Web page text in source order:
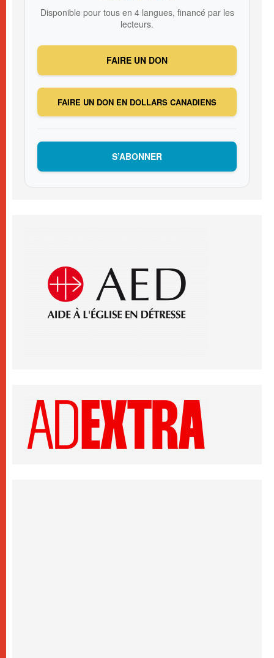
Disponible pour tous en 4 langues, financé par les
lecteurs.
FAIRE UN DON
FAIRE UN DON EN DOLLARS CANADIENS
S’ABONNER